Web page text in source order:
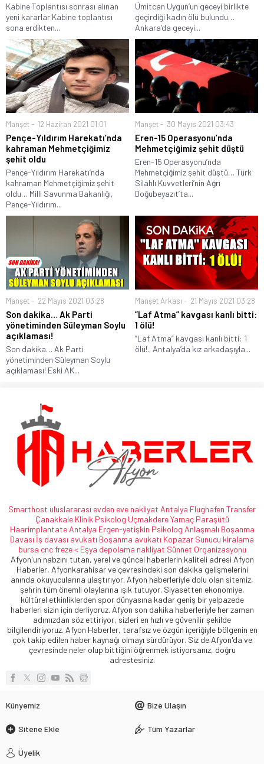
Kabine Toplantısı sonrası alınan
yeni kararlar Kabine toplantısı
sona erdikten...
Ümitcan Uygun’un geceyi birlikte
geçirdiği kadın ölü bulundu…
Ankara’da geceyi...
Manşet 12 Haziran 2021 01:01
Pençe-Yıldırım Harekatı’nda
kahraman Mehmetçiğimiz
şehit oldu
Pençe-Yıldırım Harekatı’nda
kahraman Mehmetçiğimiz şehit
oldu… Milli Savunma Bakanlığı,
Pençe-Yıldırım...
Manşet 30 Mayıs 2021 03:43
Eren-15 Operasyonu’nda
Mehmetçiğimiz şehit düştü
Eren-15 Operasyonu’nda
Mehmetçiğimiz şehit düştü… Türk
Silahlı Kuvvetleri’nin Ağrı
Doğubeyazıt’ta...
Manşet 22 Mayıs 2021 03:28
Son dakika… Ak Parti
yönetiminden Süleyman Soylu
açıklaması!
Son dakika… Ak Parti
yönetiminden Süleyman Soylu
açıklaması! Eski AK...
Manşet Arkası 21 Mayıs 2021 03:28
”Laf Atma” kavgası kanlı bitti:
1 ölü!
”Laf Atma” kavgası kanlı bitti: 1
ölü!.. Antalya’da kız arkadaşıyla...
Smarthost uluslararası evden eve nakliyat Antalya Flughafen Transfer
Çanakkale Klinik Psikolog Uçmakdere Yamaç Paraşütü
Haarimplantate Antalya Ergen-yetişkin Psikolog Anlaşmalı Boşanma
Davası İş davası avukatı Boşanma avukatı Kopazar Sunucu kiralama
bursa cnc freze < Eşya depolama nakliyat Sünnet Organizasyonu
Afyon'un nabzını tutan, yerel ve güncel haberlerin kaliteli adresi Afyon
Haberler, Afyonkarahisar ve çevresindeki son dakika gelişmelerini
anında okuyucularına ulaştırıyor. Afyon haberleriyle dolu olan sitemiz,
şehrin tüm önemli olaylarına ışık tutuyor. Siyasetten ekonomiye,
kültürel etkinliklerden spor dünyasına kadar geniş bir yelpazede
haberleri sizin için derliyoruz. Afyon son dakika haberleriyle her zaman
adımızdan söz ettiriyor, sizleri en hızlı ve güvenilir şekilde
bilgilendiriyoruz. Afyon Haberler, tarafsız ve özgün içeriğiyle bölgenin en
çok takip edilen haber kaynağı olmayı sürdürüyor. Siz de Afyon'da ve
çevresinde neler olup bittiğini öğrenmek istiyorsanız, doğru
adrestesiniz.
Künyemiz Bize Ulaşın
Sitene Ekle Tüm Yazarlar
Üyelik